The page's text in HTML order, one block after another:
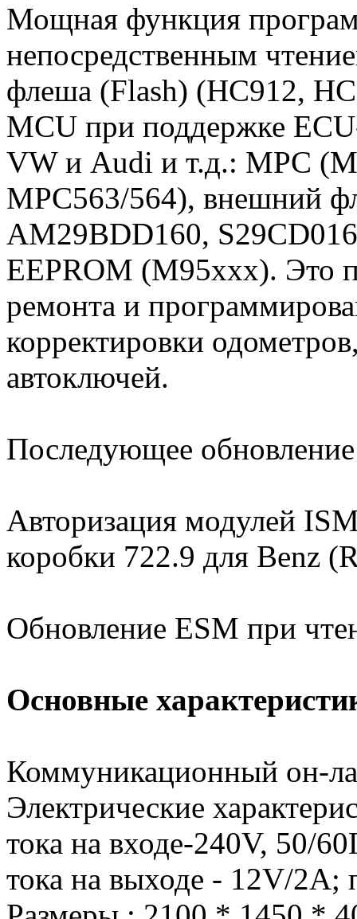
Мощная функция
непосредственным
флеша (Flash) (HC912,
MCU при поддержке
VW и Audi и т.д.: MPC
MPC563/564), внешний
AM29BDD160,
EEPROM (M95xxx). Это
ремонта и
корректировки
автоключей.
Последующее обновление
Авторизация модулей
коробки 722.9 для Benz
Обновление ESM при
Основные
Коммуникационный он-
Электрические
тока на входе-240V, 50/
тока на выходе - 12V/2A;